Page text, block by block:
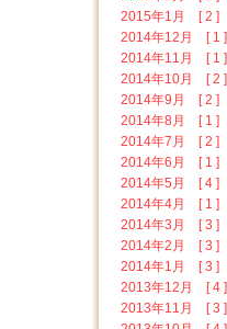
2015年1月 [ 2 ]
2014年12月 [ 1 ]
2014年11月 [ 1 ]
2014年10月 [ 2 ]
2014年9月 [ 2 ]
2014年8月 [ 1 ]
2014年7月 [ 2 ]
2014年6月 [ 1 ]
2014年5月 [ 4 ]
2014年4月 [ 1 ]
2014年3月 [ 3 ]
2014年2月 [ 3 ]
2014年1月 [ 3 ]
2013年12月 [ 4 ]
2013年11月 [ 3 ]